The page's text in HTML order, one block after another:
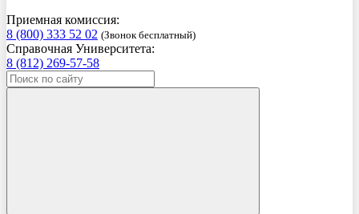
Приемная комиссия:
8 (800) 333 52 02 (Звонок бесплатный)
Справочная Университета:
8 (812) 269-57-58